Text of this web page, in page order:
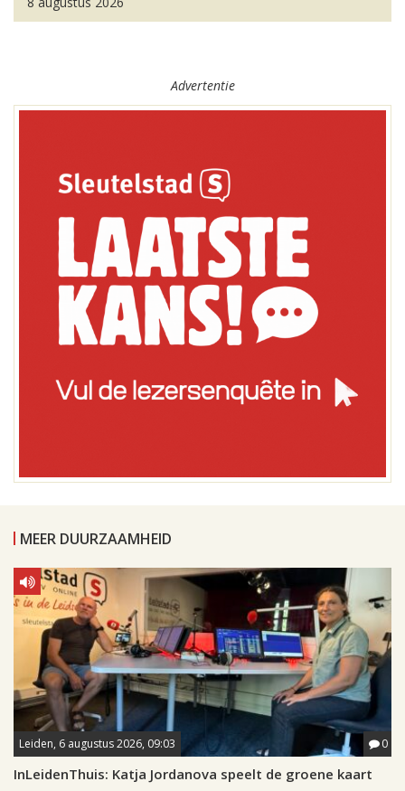
Advertentie
MEER DUURZAAMHEID
Leiden, 6 augustus 2026, 09:03 0
InLeidenThuis: Katja Jordanova speelt de groene kaart